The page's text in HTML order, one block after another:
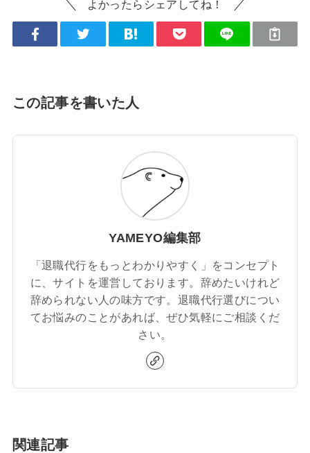
よかったらシェアしてね！
この記事を書いた人
YAMEYO編集部
「退職代行をもっとわかりやすく」をコンセプト
に、サイトを運営しております。辞めたいけれど
辞められない人の味方です。退職代行選びについ
てお悩みのことがあれば、ぜひ気軽にご相談くだ
さい。
関連記事